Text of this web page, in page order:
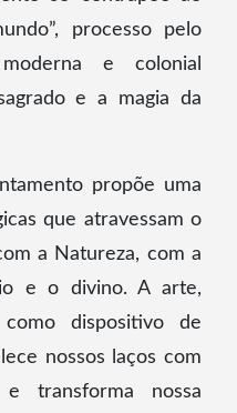
processo pelo
e colonial
e a magia da
propõe uma
que atravessam o
a Natureza, com a
e o divino. A arte,
dispositivo de
nossos laços com
transforma nossa